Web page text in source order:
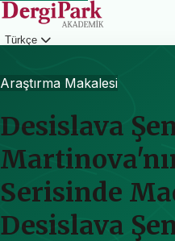
Türkçe
Araştırma Makalesi
Desislava
Serisinde
Desislava